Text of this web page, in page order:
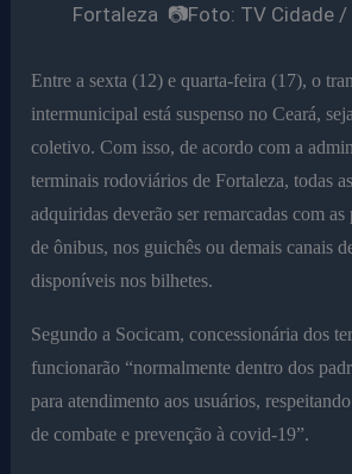
Fortaleza 📷Foto: TV Cidade /
Entre a sexta (12) e quarta-feira (17), o
intermunicipal está suspenso no Ceará,
coletivo. Com isso, de acordo com a
terminais rodoviários de Fortaleza, todas
adquiridas deverão ser remarcadas com as
de ônibus, nos guichês ou demais canais
disponíveis nos bilhetes.
Segundo a Socicam, concessionária dos
funcionarão “normalmente dentro dos
para atendimento aos usuários,
de combate e prevenção à covid-19”.